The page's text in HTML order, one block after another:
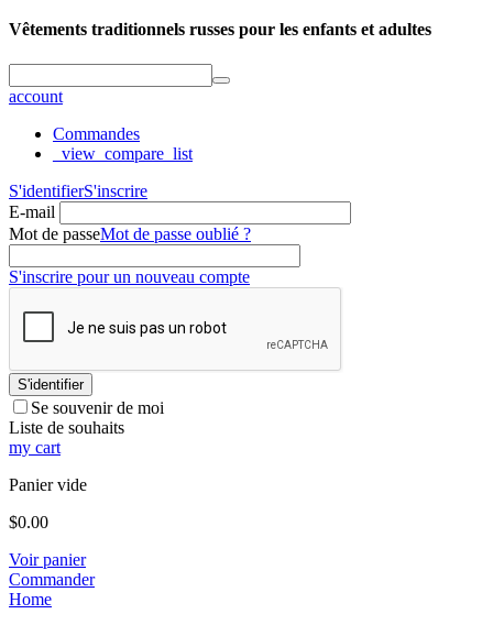
Vêtements traditionnels russes pour les enfants et adultes
account
Commandes
_view_compare_list
S'identifierS'inscrire
E-mail
Mot de passeMot de passe oublié ?
S'inscrire pour un nouveau compte
S'identifier
Se souvenir de moi
Liste de souhaits
my cart
Panier vide
$0.00
Voir panier
Commander
Home